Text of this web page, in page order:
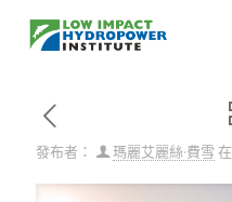
發布者： 瑪麗艾麗絲·費雪 在